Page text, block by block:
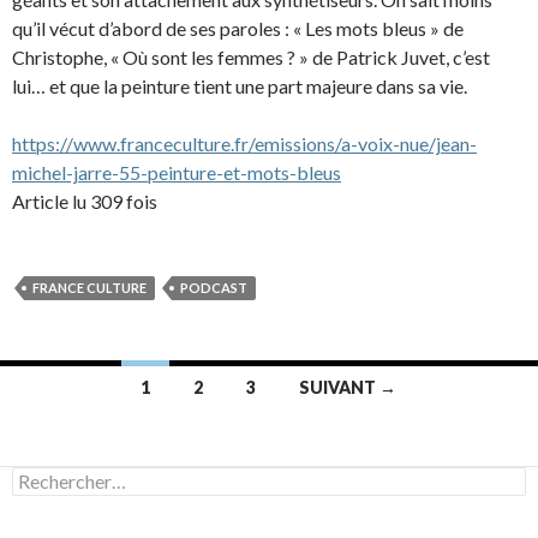
qu’il vécut d’abord de ses paroles : « Les mots bleus » de
Christophe, « Où sont les femmes ? » de Patrick Juvet, c’est
lui… et que la peinture tient une part majeure dans sa vie.
https://www.franceculture.fr/emissions/a-voix-nue/jean-
michel-jarre-55-peinture-et-mots-bleus
Article lu 309 fois
FRANCE CULTURE PODCAST
Navigation
articles
1 2 3 SUIVANT →
Rechercher :